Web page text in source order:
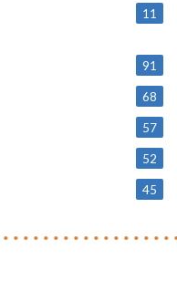
11
91
68
57
52
45